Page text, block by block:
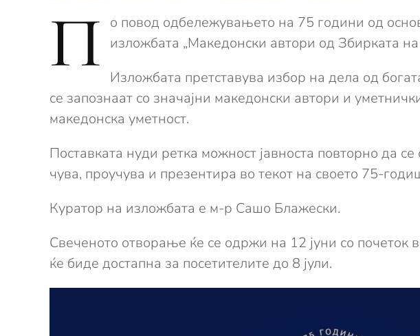
П о повод одбележувањето на 75 години од
изложбата „Македонски автори од Збирката на
Изложбата претставува избор на дела од
се запознаат со значајни македонски автори и
македонска уметност.
Поставката нуди ретка можност јавноста повторно да
чува, проучува и презентира во текот на своето 75-
Куратор на изложбата е м-р Сашо Блажески.
Свеченото отворање ќе се одржи на 12 јуни со
ќе биде достапна за посетителите до 8 јули.